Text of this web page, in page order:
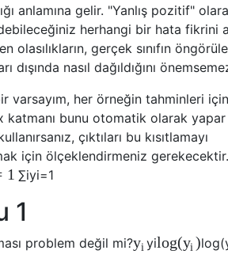
anlamına gelir. "Yanlış pozitif"
herhangi bir hata fikrini
olasılıkların, gerçek sınıfın
dışında nasıl dağıldığını
varsayım, her örneğin tahminleri
katmanı bunu otomatik olarak yapar
çıktıları bu kısıtlamayı
için ölçeklendirmeniz gerekecektir.
1 ∑iyi=1
1
problem değil mi?yi yilog(yi )log(